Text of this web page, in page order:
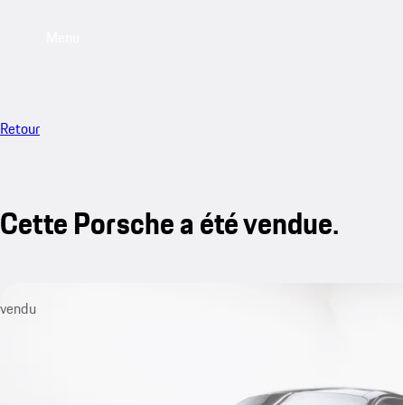
Retour
Cette Porsche a été vendue.
vendu